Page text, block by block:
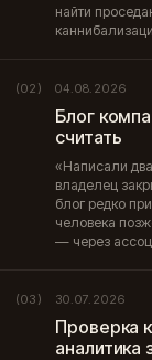
найти
(02) 04.08.2026
Блог
считать
«Написали
владелец
блог редко
человека
— через
(03) 30.07.2026
Проверка
аналитика